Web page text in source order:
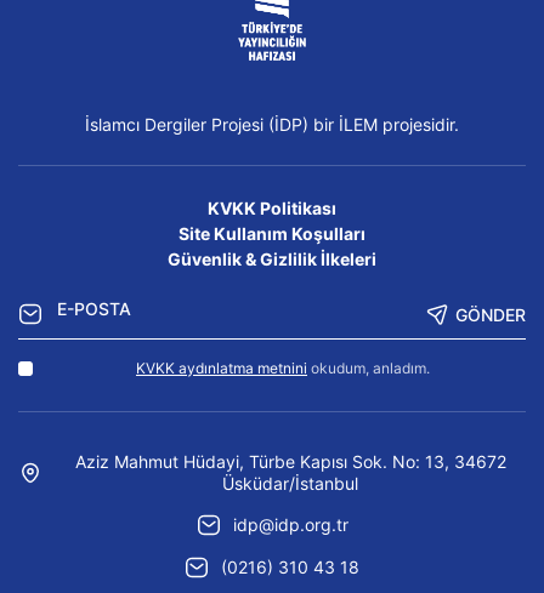
İslamcı Dergiler Projesi (İDP) bir İLEM projesidir.
KVKK Politikası
Site Kullanım Koşulları
Güvenlik & Gizlilik İlkeleri
GÖNDER
KVKK aydınlatma metnini okudum, anladım.
Aziz Mahmut Hüdayi, Türbe Kapısı Sok. No: 13, 34672
Üsküdar/İstanbul
idp@idp.org.tr
(0216) 310 43 18